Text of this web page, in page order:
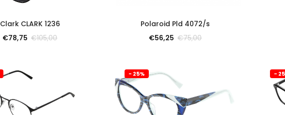
Clark CLARK 1236
€78,75 €105,00
Polaroid Pld 4072/s
€56,25 €75,00
- 25% -